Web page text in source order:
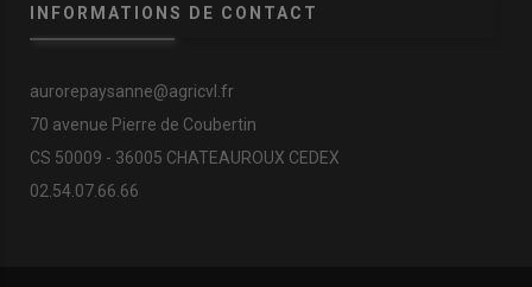
INFORMATIONS DE CONTACT
aurorepaysanne@agricvl.fr
70 avenue Pierre de Coubertin
CS 50009 - 36005 CHATEAUROUX CEDEX
02.54.07.66.66